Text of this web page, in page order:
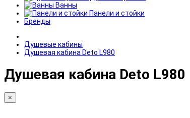
Ванны
Панели и стойки
Бренды
Душевые кабины
Душевая кабина Deto L980
Душевая кабина Deto L980
×